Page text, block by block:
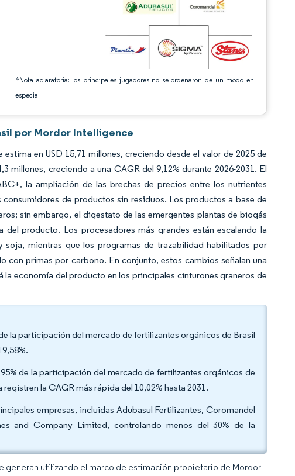
*Nota aclaratoria: los principales jugadores no se ordenaron de un modo en
especial
por Mordor Intelligence
en USD 15,71 millones, creciendo desde el valor de 2025 de
millones, creciendo a una CAGR del 9,12% durante 2026-2031. El
la ampliación de las brechas de precios entre los nutrientes
de productos sin residuos. Los productos a base de
sin embargo, el digestato de las emergentes plantas de biogás
producto. Los procesadores más grandes están escalando la
mientras que los programas de trazabilidad habilitados por
con primas por carbono. En conjunto, estos cambios señalan una
economía del producto en los principales cinturones graneros de
la participación del mercado de fertilizantes orgánicos de Brasil
de la participación del mercado de fertilizantes orgánicos de
la CAGR más rápida del 10,02% hasta 2031.
empresas, incluidas Adubasul Fertilizantes, Coromandel
and Company Limited, controlando menos del 30% de la
generan utilizando el marco de estimación propietario de Mordor